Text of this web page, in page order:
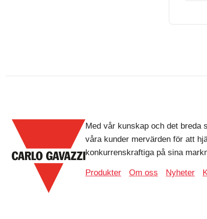
Med vår kunskap och det breda
våra kunder mervärden för att
konkurrenskraftiga på sina
Produkter Om oss Nyheter